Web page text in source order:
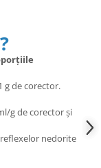
g de corector.
g de corector și
nedorite